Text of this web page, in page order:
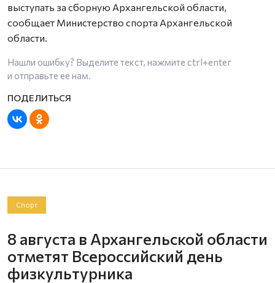
выступать за сборную Архангельской области,
сообщает Министерство спорта Архангельской
области.
Нашли ошибку? Выделите текст, нажмите ctrl+enter
и отправьте ее нам.
Спорт
8 августа в Архангельской области
отметят Всероссийский день
физкультурника